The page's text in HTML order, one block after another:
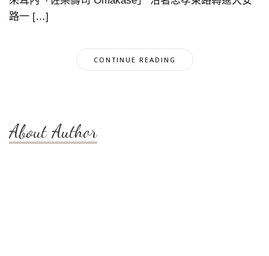
路一 […]
CONTINUE READING
About Author